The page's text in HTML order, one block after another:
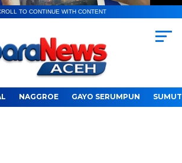
TO CONTINUE WITH CONTENT
NAGGROE GAYO SERUMPUN SUMUT